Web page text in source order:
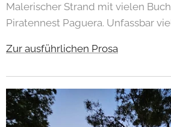
Malerischer Strand mit vielen
Piratennest Paguera. Unfassbar
Zur ausführlichen Prosa